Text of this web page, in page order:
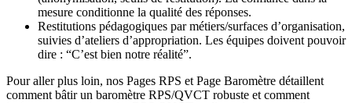
mesure conditionne la qualité des réponses.
Restitutions pédagogiques par métiers/surfaces d’organisation,
suivies d’ateliers d’appropriation. Les équipes doivent pouvoir
dire : “C’est bien notre réalité”.
Pour aller plus loin, nos Pages RPS et Page Baromètre détaillent
comment bâtir un baromètre RPS/QVCT robuste et comment